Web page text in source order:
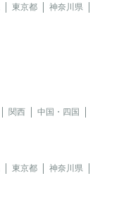
東京都
神奈川県
関西
中国・四国
東京都
神奈川県